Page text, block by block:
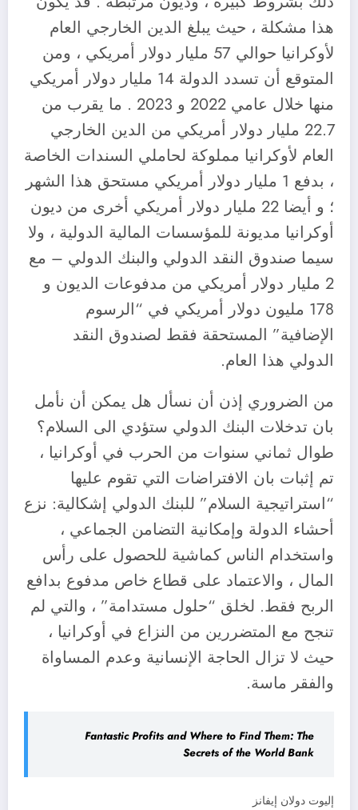
هذا مشكلة ، حيث يبلغ الدين الخارجي العام
لأوكرانيا حوالي 57 مليار دولار أمريكي ، ومن
المتوقع أن تسدد الدولة 14 مليار دولار أمريكي
منها خلال عامي 2022 و 2023 . ما يقرب من
22.7 مليار دولار أمريكي من الدين الخارجي
العام لأوكرانيا مملوكة لحاملي السندات الخاصة
، بدفع 1 مليار دولار أمريكي مستحق هذا الشهر
؛ و أيضا 22 مليار دولار أمريكي أخرى من ديون
أوكرانيا مديونة للمؤسسات المالية الدولية ، ولا
سيما صندوق النقد الدولي والبنك الدولي – مع
2 مليار دولار أمريكي من مدفوعات الديون و
178 مليون دولار أمريكي في “الرسوم
الإضافية” المستحقة فقط لصندوق النقد
الدولي هذا العام.
من الضروري إذن أن نسأل هل يمكن أن نأمل
بان تدخلات البنك الدولي ستؤدي الى السلام؟
طوال ثماني سنوات من الحرب في أوكرانيا ،
تم إثبات بان الافتراضات التي تقوم عليها
“استراتيجية السلام” للبنك الدولي إشكالية: نزع
أحشاء الدولة وإمكانية التضامن الجماعي ،
واستخدام الناس كماشية للحصول على رأس
المال ، والاعتماد على قطاع خاص مدفوع بدافع
الربح فقط. لخلق “حلول مستدامة” ، والتي لم
تنجح مع المتضررين من النزاع في أوكرانيا ،
حيث لا تزال الحاجة الإنسانية وعدم المساواة
والفقر ماسة.
Fantastic Profits and Where to Find Them: The
Secrets of the World Bank
إليوت دولان إيفانز